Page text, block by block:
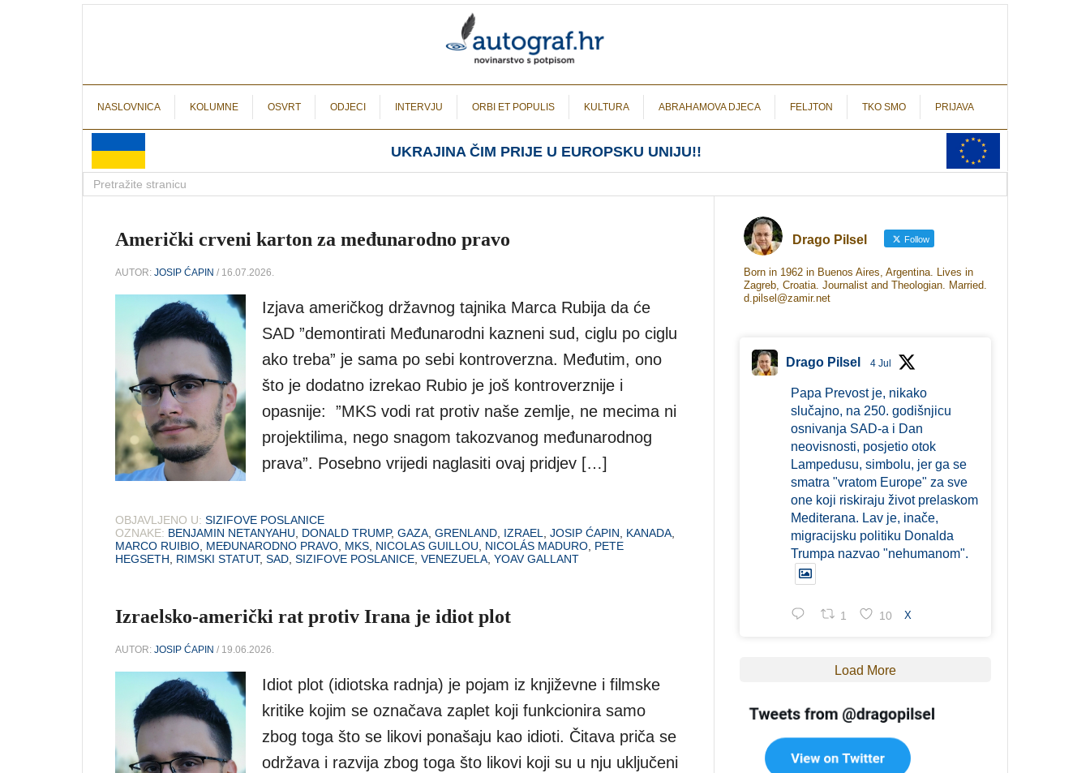
NASLOVNICA KOLUMNE OSVRT ODJECI INTERVJU ORBI ET POPULIS KULTURA ABRAHAMOVA DJECA FELJTON TKO SMO PRIJAVA
UKRAJINA ČIM PRIJE U EUROPSKU UNIJU!!
Američki crveni karton za međunarodno pravo
AUTOR: JOSIP ĆAPIN / 16.07.2026.
Izjava američkog državnog tajnika Marca Rubija da će
SAD ”demontirati Međunarodni kazneni sud, ciglu po ciglu
ako treba” je sama po sebi kontroverzna. Međutim, ono
što je dodatno izrekao Rubio je još kontroverznije i
opasnije: ”MKS vodi rat protiv naše zemlje, ne mecima ni
projektilima, nego snagom takozvanog međunarodnog
prava”. Posebno vrijedi naglasiti ovaj pridjev […]
OBJAVLJENO U: SIZIFOVE POSLANICE
OZNAKE: BENJAMIN NETANYAHU, DONALD TRUMP, GAZA, GRENLAND, IZRAEL, JOSIP ĆAPIN, KANADA,
MARCO RUIBIO, MEĐUNARODNO PRAVO, MKS, NICOLAS GUILLOU, NICOLÁS MADURO, PETE
HEGSETH, RIMSKI STATUT, SAD, SIZIFOVE POSLANICE, VENEZUELA, YOAV GALLANT
Izraelsko-američki rat protiv Irana je idiot plot
AUTOR: JOSIP ĆAPIN / 19.06.2026.
Idiot plot (idiotska radnja) je pojam iz književne i filmske
kritike kojim se označava zaplet koji funkcionira samo
zbog toga što se likovi ponašaju kao idioti. Čitava priča se
održava i razvija zbog toga što likovi koji su u nju uključeni
Drago Pilsel Follow
Born in 1962 in Buenos Aires, Argentina. Lives in
Zagreb, Croatia. Journalist and Theologian. Married.
d.pilsel@zamir.net
Drago Pilsel 4 Jul
Papa Prevost je, nikako
slučajno, na 250. godišnjicu
osnivanja SAD-a i Dan
neovisnosti, posjetio otok
Lampedusu, simbolu, jer ga se
smatra "vratom Europe" za sve
one koji riskiraju život prelaskom
Mediterana. Lav je, inače,
migracijsku politiku Donalda
Trumpa nazvao "nehumanom".
1 10 X
Load More